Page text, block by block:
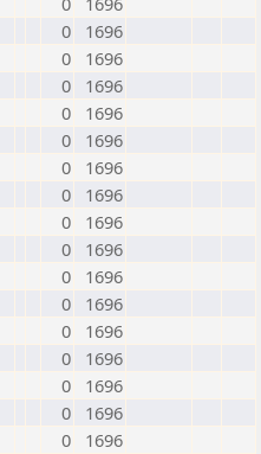
0
1696
0
1696
0
1696
0
1696
0
1696
0
1696
0
1696
0
1696
0
1696
0
1696
0
1696
0
1696
0
1696
0
1696
0
1696
0 1696